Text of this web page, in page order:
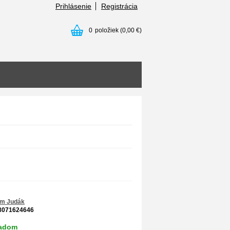
Prihlásenie Registrácia
0 položiek (0,00 €)
Judák